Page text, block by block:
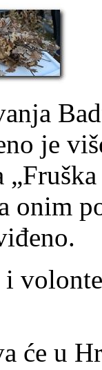
je
onim
će u